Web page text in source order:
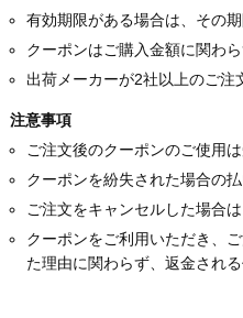
有効期限がある場合は、その
クーポンはご購入金額に関わ
出荷メーカーが2社以上のご注
注意事項
ご注文後のクーポンのご使用
クーポンを紛失された場合の
ご注文をキャンセルした場合
クーポンをご利用いただき、
た理由に関わらず、返金され